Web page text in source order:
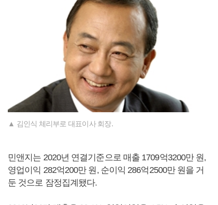
▲ 김인식 체리부로 대표이사 회장.
민앤지는 2020년 연결기준으로 매출 1709억3200만 원,
영업이익 282억200만 원, 순이익 286억2500만 원을 거
둔 것으로 잠정집계됐다.